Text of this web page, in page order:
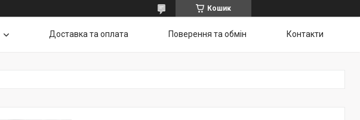
Кошик
Доставка та оплата Поверення та обмін Контакти